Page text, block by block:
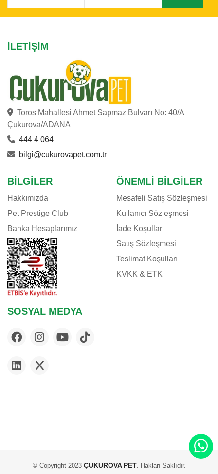
İLETIŞIM
Toros Mahallesi Ahmet Sapmaz Bulvarı No: 40/A
Çukurova/ADANA
444 4 064
bilgi@cukurovapet.com.tr
BILGILER
Hakkımızda
Pet Prestige Club
Banka Hesaplarımız
ÖNEMLI BILGILER
Mesafeli Satış Sözleşmesi
Kullanıcı Sözleşmesi
İade Koşulları
Satış Sözleşmesi
Teslimat Koşulları
KVKK & ETK
SOSYAL MEDYA
© Copyright 2023ÇUKUROVA PET. Hakları Saklıdır.